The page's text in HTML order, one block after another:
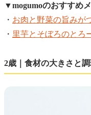
▼mogumoのおすすめ
・ お肉と野菜の旨みが
・ 里芋とそぼろのとろ
2歳｜食材の大きさと